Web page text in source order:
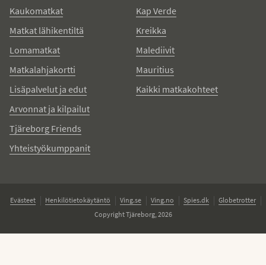
Kaukomatkat
Matkat lähikentiltä
Lomamatkat
Matkalahjakortti
Lisäpalvelut ja edut
Arvonnat ja kilpailut
Tjäreborg Friends
Yhteistyökumppanit
Kap Verde
Kreikka
Malediivit
Mauritius
Kaikki matkakohteet
Evästeet Henkilötietokäytäntö Ving.se Ving.no Spies.dk
Globetrotter
Copyright Tjäreborg, 2026